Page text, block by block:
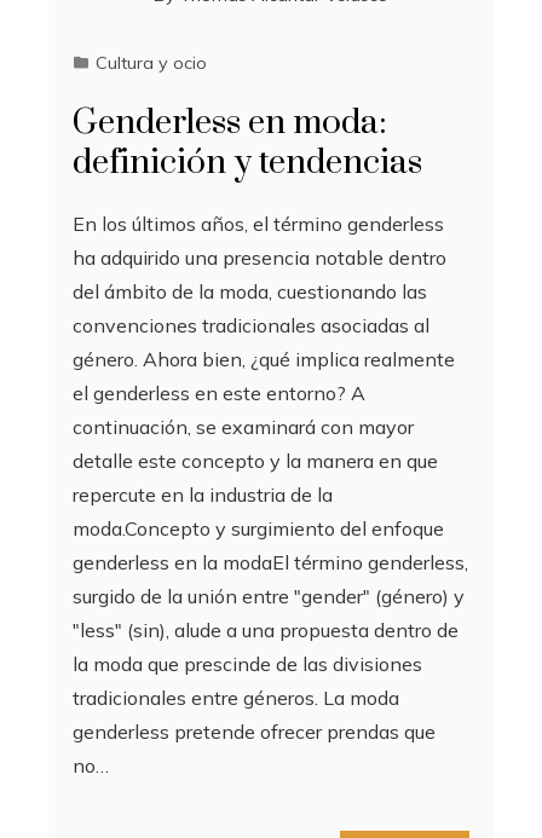
Cultura y ocio
Genderless en moda:
definición y tendencias
En los últimos años, el término genderless
ha adquirido una presencia notable dentro
del ámbito de la moda, cuestionando las
convenciones tradicionales asociadas al
género. Ahora bien, ¿qué implica realmente
el genderless en este entorno? A
continuación, se examinará con mayor
detalle este concepto y la manera en que
repercute en la industria de la
moda.Concepto y surgimiento del enfoque
genderless en la modaEl término genderless,
surgido de la unión entre "gender" (género) y
"less" (sin), alude a una propuesta dentro de
la moda que prescinde de las divisiones
tradicionales entre géneros. La moda
genderless pretende ofrecer prendas que
no…